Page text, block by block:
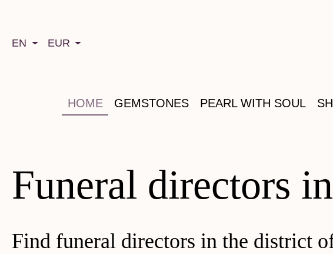
EN EUR
HOME GEMSTONES PEARL WITH SOUL
Funeral directors
Find funeral directors in the district